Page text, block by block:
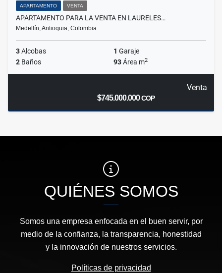
APARTAMENTO VENTA
APARTAMENTO PARA LA VENTA EN LAURELES…
Medellín, Antioquia, Colombia
3Alcobas 1 Garaje
2 Baños 93Área m2
Venta
$745.000.000COP
QUIÉNES SOMOS
Somos una empresa enfocada en el buen servir, por
medio de la confianza, la transparencia, honestidad
y la innovación de nuestros servicios.
Políticas de privacidad